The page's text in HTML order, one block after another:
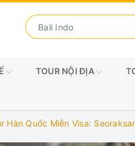
TOUR NỘI ĐỊA
Hàn Quốc Miễn Visa: